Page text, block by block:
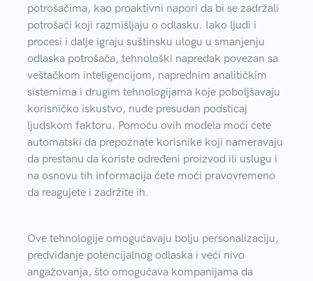
potrošačima, kao proaktivni napori da bi se zadržali
potrošači koji razmišljaju o odlasku. Iako ljudi i
procesi i dalje igraju suštinsku ulogu u smanjenju
odlaska potrošača, tehnološki napredak povezan sa
veštačkom inteligencijom, naprednim analitičkim
sistemima i drugim tehnologijama koje poboljšavaju
korisničko iskustvo, nude presudan podsticaj
ljudskom faktoru. Pomoću ovih modela moći ćete
automatski da prepoznate korisnike koji nameravaju
da prestanu da koriste određeni proizvod ili uslugu i
na osnovu tih informacija ćete moći pravovremeno
da reagujete i zadržite ih.
Ove tehnologije omogućavaju bolju personalizaciju,
predviđanje potencijalnog odlaska i veći nivo
angažovanja, što omogućava kompanijama da